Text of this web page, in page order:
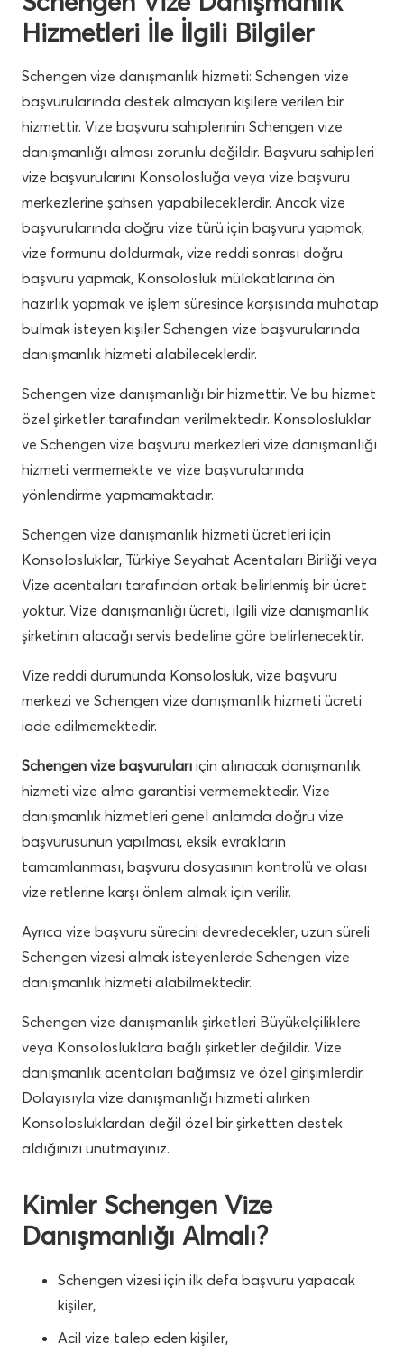
Hizmetleri İle İlgili Bilgiler
Schengen vize danışmanlık hizmeti: Schengen vize
başvurularında destek almayan kişilere verilen bir
hizmettir. Vize başvuru sahiplerinin Schengen vize
danışmanlığı alması zorunlu değildir. Başvuru sahipleri
vize başvurularını Konsolosluğa veya vize başvuru
merkezlerine şahsen yapabileceklerdir. Ancak vize
başvurularında doğru vize türü için başvuru yapmak,
vize formunu doldurmak, vize reddi sonrası doğru
başvuru yapmak, Konsolosluk mülakatlarına ön
hazırlık yapmak ve işlem süresince karşısında muhatap
bulmak isteyen kişiler Schengen vize başvurularında
danışmanlık hizmeti alabileceklerdir.
Schengen vize danışmanlığı bir hizmettir. Ve bu hizmet
özel şirketler tarafından verilmektedir. Konsolosluklar
ve Schengen vize başvuru merkezleri vize danışmanlığı
hizmeti vermemekte ve vize başvurularında
yönlendirme yapmamaktadır.
Schengen vize danışmanlık hizmeti ücretleri için
Konsolosluklar, Türkiye Seyahat Acentaları Birliği veya
Vize acentaları tarafından ortak belirlenmiş bir ücret
yoktur. Vize danışmanlığı ücreti, ilgili vize danışmanlık
şirketinin alacağı servis bedeline göre belirlenecektir.
Vize reddi durumunda Konsolosluk, vize başvuru
merkezi ve Schengen vize danışmanlık hizmeti ücreti
iade edilmemektedir.
Schengen vize başvuruları için alınacak danışmanlık
hizmeti vize alma garantisi vermemektedir. Vize
danışmanlık hizmetleri genel anlamda doğru vize
başvurusunun yapılması, eksik evrakların
tamamlanması, başvuru dosyasının kontrolü ve olası
vize retlerine karşı önlem almak için verilir.
Ayrıca vize başvuru sürecini devredecekler, uzun süreli
Schengen vizesi almak isteyenlerde Schengen vize
danışmanlık hizmeti alabilmektedir.
Schengen vize danışmanlık şirketleri Büyükelçiliklere
veya Konsolosluklara bağlı şirketler değildir. Vize
danışmanlık acentaları bağımsız ve özel girişimlerdir.
Dolayısıyla vize danışmanlığı hizmeti alırken
Konsolosluklardan değil özel bir şirketten destek
aldığınızı unutmayınız.
Kimler Schengen Vize
Danışmanlığı Almalı?
Schengen vizesi için ilk defa başvuru yapacak
kişiler,
Acil vize talep eden kişiler,